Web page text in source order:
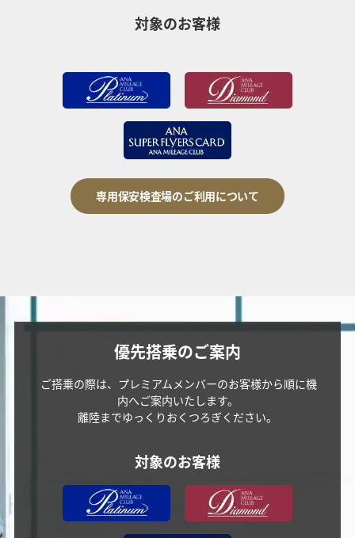
対象のお客様
専用保安検査場のご利用について
優先搭乗のご案内
ご搭乗の際は、プレミアムメンバーのお客様から順に機
内へご案内いたします。
離陸までゆっくりおくつろぎください。
対象のお客様